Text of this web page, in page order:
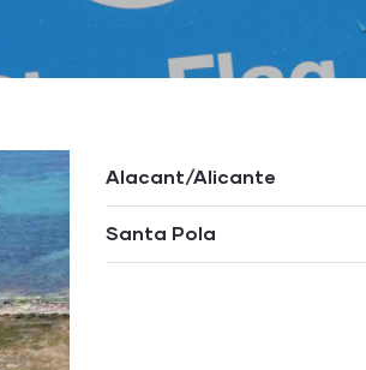
Alacant/Alicante
Santa Pola